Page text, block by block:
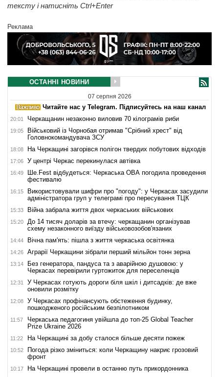
тексту і натисніть Ctrl+Enter
Реклама
ОСТАННІ НОВИНИ
07 серпня 2026
Читайте нас у Telegram. Підписуйтесь на наш канал
20:01 Черкащанин незаконно виловив 70 кілограмів риби
19:05
Військовий із Чорнобая отримав "Срібний хрест" від
Головнокомандувача ЗСУ
18:08 На Черкащині загорівся полігон твердих побутових відходів
17:06 У центрі Черкас перекинулася автівка
16:49
Ше.Fest відбудеться: Черкаська ОВА погодила проведення
фестивалю
16:15
Використовували шифри про "погоду": у Черкасах засудили
адміністратора груп у телеграмі про пересування ТЦК
15:33 Війна забрала життя двох черкаських військових
15:20
До 14 тисяч доларів за втечу: черкащанин організував
схему незаконного виїзду військовозобов'язаних
14:44 Вічна пам'ять: пішла з життя черкаська освітянка
14:26 Аграрії Черкащини зібрали перший мільйон тонн зерна
13:14
Без генератора, пандуса та з аварійною душовою: у
Черкасах перевірили гуртожиток для переселенців
12:31
У Черкасах готують дороги біля шкіл і дитсадків: де вже
оновили розмітку
12:08
У Черкасах профінансують обстеження будинку,
пошкодженого російським безпілотником
11:57
Черкаська педагогиня увійшла до топ-25 Global Teacher
Prize Ukraine 2026
11:22 На Черкащині за добу сталося більше десяти пожеж
10:52
Погода різко зміниться: коли Черкащину накриє грозовий
фронт
10:17
На Черкащині провели в останню путь прикордонника